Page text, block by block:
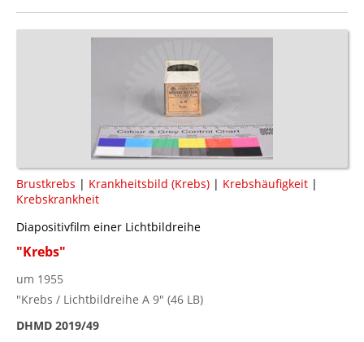
Brustkrebs | Krankheitsbild (Krebs) | Krebshäufigkeit |
Krebskrankheit
Diapositivfilm einer Lichtbildreihe
"Krebs"
um 1955
"Krebs / Lichtbildreihe A 9" (46 LB)
DHMD 2019/49